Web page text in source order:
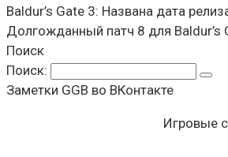
Baldur’s Gate 3: Названа дата
Долгожданный патч 8 для Baldur’s
Поиск
Поиск:
Заметки GGB во ВКонтакте
Игровые